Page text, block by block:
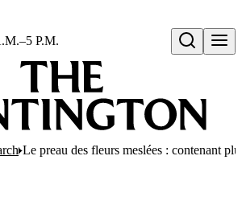
Open search
P.M.
Le preau des fleurs meslées : contenant